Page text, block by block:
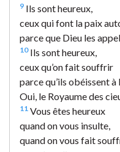
9 Ils sont heureux,
ceux qui font la paix
parce que Dieu les
10Ils sont heureux,
ceux qu’on fait souffrir
parce qu’ils obéissent à
Oui, le Royaume des
11 Vous êtes heureux
quand on vous insulte,
quand on vous fait